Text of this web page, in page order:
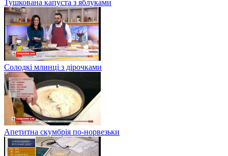
Тушкована капуста з яблуками
Солодкі млинці з дірочками
Апетитна скумбрія по-норвезьки